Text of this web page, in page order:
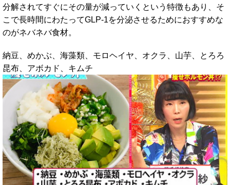
分解されてすぐにその量が減っていくという特徴もあり、そ
こで長時間にわたってGLP-1を分泌させるためにおすすめな
のがネバネバ食材。
納豆、めかぶ、海藻類、モロヘイヤ、オクラ、山芋、とろろ
昆布、アボカド、キムチ